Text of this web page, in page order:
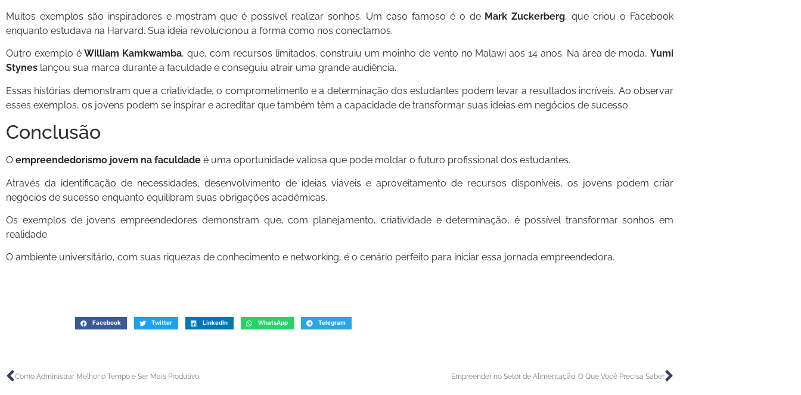
Muitos exemplos são inspiradores e mostram que é possível realizar sonhos. Um caso famoso é o de Mark Zuckerberg, que criou o Facebook
enquanto estudava na Harvard. Sua ideia revolucionou a forma como nos conectamos.
Outro exemplo éWilliam Kamkwamba, que, com recursos limitados, construiu um moinho de vento no Malawi aos 14 anos. Na área de moda,Yumi
Stynes lançou sua marca durante a faculdade e conseguiu atrair uma grande audiência.
Essas histórias demonstram que a criatividade, o comprometimento e a determinação dos estudantes podem levar a resultados incríveis. Ao observar
esses exemplos, os jovens podem se inspirar e acreditar que também têm a capacidade de transformar suas ideias em negócios de sucesso.
Conclusão
O empreendedorismo jovem na faculdade é uma oportunidade valiosa que pode moldar o futuro profissional dos estudantes.
Através da identificação de necessidades, desenvolvimento de ideias viáveis e aproveitamento de recursos disponíveis, os jovens podem criar
negócios de sucesso enquanto equilibram suas obrigações acadêmicas.
Os exemplos de jovens empreendedores demonstram que, com planejamento, criatividade e determinação, é possível transformar sonhos em
realidade.
O ambiente universitário, com suas riquezas de conhecimento e networking, é o cenário perfeito para iniciar essa jornada empreendedora.
Facebook Twitter LinkedIn WhatsApp Telegram
Como Administrar Melhor o Tempo e Ser Mais Produtivo Empreender no Setor de Alimentação: O Que Você Precisa Saber